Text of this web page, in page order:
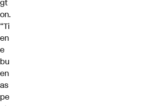
gt
on.
“Ti
en
e
bu
en
as
pe